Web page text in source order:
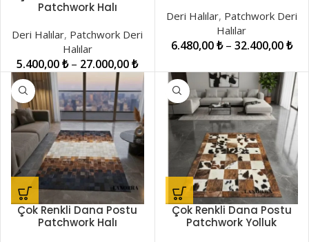
Patchwork Halı
Deri Halılar, Patchwork Deri
Halılar
5.400,00₺ – 27.000,00₺
Deri Halılar, Patchwork Deri
Halılar
6.480,00₺ – 32.400,00₺
Çok Renkli Dana Postu
Patchwork Halı
Çok Renkli Dana Postu
Patchwork Yolluk